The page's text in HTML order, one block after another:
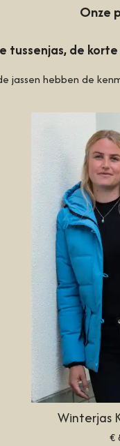
Onze
tussenjas, de
jassen hebben de
Winterjas
€